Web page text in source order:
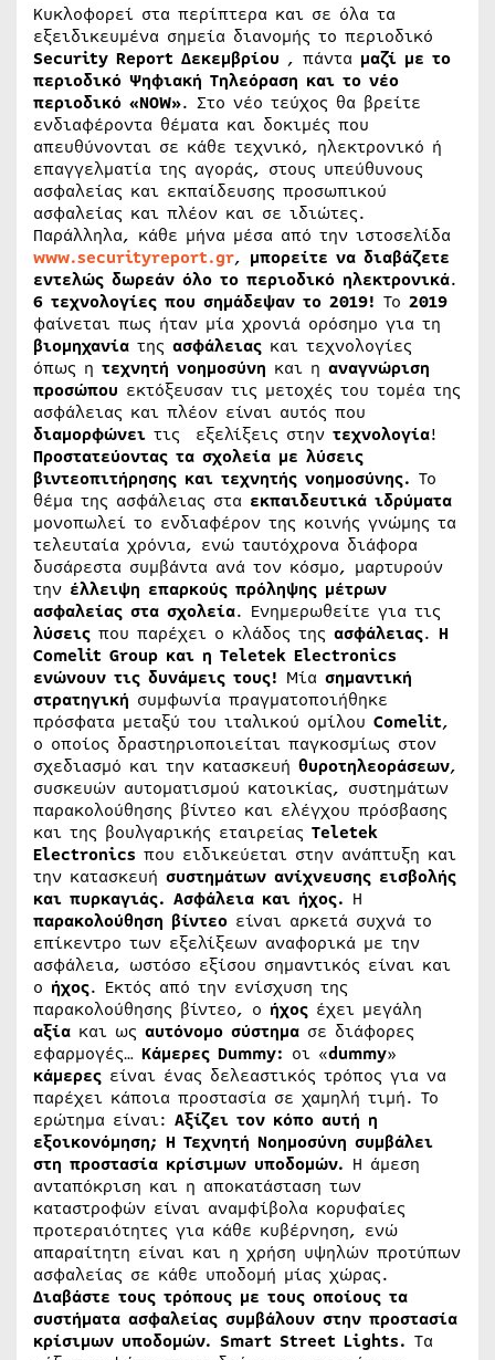
Κυκλοφορεί στα περίπτερα και σε όλα τα
εξειδικευμένα σημεία διανομής το περιοδικό
Security Report Δεκεμβρίου , πάντα μαζί με το
περιοδικό Ψηφιακή Τηλεόραση και το νέο
περιοδικό «NOW». Στο νέο τεύχος θα βρείτε
ενδιαφέροντα θέματα και δοκιμές που
απευθύνονται σε κάθε τεχνικό, ηλεκτρονικό ή
επαγγελματία της αγοράς, στους υπεύθυνους
ασφαλείας και εκπαίδευσης προσωπικού
ασφαλείας και πλέον και σε ιδιώτες.
Παράλληλα, κάθε μήνα μέσα από την ιστοσελίδα
www.securityreport.gr, μπορείτε να διαβάζετε
εντελώς δωρεάν όλο το περιοδικό ηλεκτρονικά.
6 τεχνολογίες που σημάδεψαν το 2019! Το 2019
φαίνεται πως ήταν μία χρονιά ορόσημο για τη
βιομηχανία της ασφάλειας και τεχνολογίες
όπως η τεχνητή νοημοσύνη και η αναγνώριση
προσώπου εκτόξευσαν τις μετοχές του τομέα της
ασφάλειας και πλέον είναι αυτός που
διαμορφώνει τις εξελίξεις στην τεχνολογία!
Προστατεύοντας τα σχολεία με λύσεις
βιντεοπιτήρησης και τεχνητής νοημοσύνης. Το
θέμα της ασφάλειας στα εκπαιδευτικά ιδρύματα
μονοπωλεί το ενδιαφέρον της κοινής γνώμης τα
τελευταία χρόνια, ενώ ταυτόχρονα διάφορα
δυσάρεστα συμβάντα ανά τον κόσμο, μαρτυρούν
την έλλειψη επαρκούς πρόληψης μέτρων
ασφαλείας στα σχολεία. Ενημερωθείτε για τις
λύσεις που παρέχει ο κλάδος της ασφάλειας. Η
Comelit Group και η Teletek Electronics
ενώνουν τις δυνάμεις τους! Μία σημαντική
στρατηγική συμφωνία πραγματοποιήθηκε
πρόσφατα μεταξύ του ιταλικού ομίλου Comelit,
ο οποίος δραστηριοποιείται παγκοσμίως στον
σχεδιασμό και την κατασκευή θυροτηλεοράσεων,
συσκευών αυτοματισμού κατοικίας, συστημάτων
παρακολούθησης βίντεο και ελέγχου πρόσβασης
και της βουλγαρικής εταιρείας Teletek
Electronics που ειδικεύεται στην ανάπτυξη και
την κατασκευή συστημάτων ανίχνευσης εισβολής
και πυρκαγιάς. Ασφάλεια και ήχος. Η
παρακολούθηση βίντεο είναι αρκετά συχνά το
επίκεντρο των εξελίξεων αναφορικά με την
ασφάλεια, ωστόσο εξίσου σημαντικός είναι και
ο ήχος. Εκτός από την ενίσχυση της
παρακολούθησης βίντεο, ο ήχος έχει μεγάλη
αξία και ως αυτόνομο σύστημα σε διάφορες
εφαρμογές… Κάμερες Dummy: οι «dummy»
κάμερες είναι ένας δελεαστικός τρόπος για να
παρέχει κάποια προστασία σε χαμηλή τιμή. Το
ερώτημα είναι: Αξίζει τον κόπο αυτή η
εξοικονόμηση; Η Τεχνητή Νοημοσύνη συμβάλει
στη προστασία κρίσιμων υποδομών. Η άμεση
ανταπόκριση και η αποκατάσταση των
καταστροφών είναι αναμφίβολα κορυφαίες
προτεραιότητες για κάθε κυβέρνηση, ενώ
απαραίτητη είναι και η χρήση υψηλών προτύπων
ασφαλείας σε κάθε υποδομή μίας χώρας.
Διαβάστε τους τρόπους με τους οποίους τα
συστήματα ασφαλείας συμβάλουν στην προστασία
κρίσιμων υποδομών. Smart Street Lights. Τα